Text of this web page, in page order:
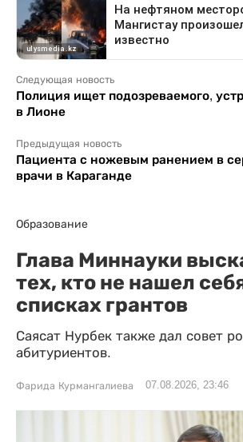
Следующая новость
Полиция ищет подозреваемого,
в Лионе
Предыдущая новость
Пациента с ножевым ранением в
врачи в Караганде
Образование
Глава Миннауки
тех, кто не нашел
списках грантов
Саясат Нурбек также дал совет
абитуриентов.
Фарида Курмангалиева 07.08.2026, 23:46